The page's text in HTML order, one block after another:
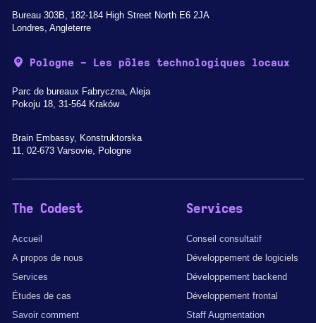
Bureau 303B, 182-184 High Street North E6 2JA
Londres, Angleterre
Pologne - Les pôles technologiques locaux
Parc de bureaux Fabryczna, Aleja
Pokoju 18, 31-564 Kraków
Brain Embassy, Konstruktorska
11, 02-673 Varsovie, Pologne
The Codest
Accueil
A propos de nous
Services
Études de cas
Savoir comment
Services
Conseil consultatif
Développement de logiciels
Développement backend
Développement frontal
Staff Augmentation